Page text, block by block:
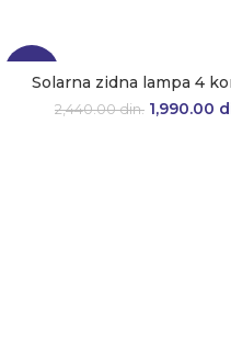
-18%Solarna zidna lampa 4
2,440.00din. 1,990.00